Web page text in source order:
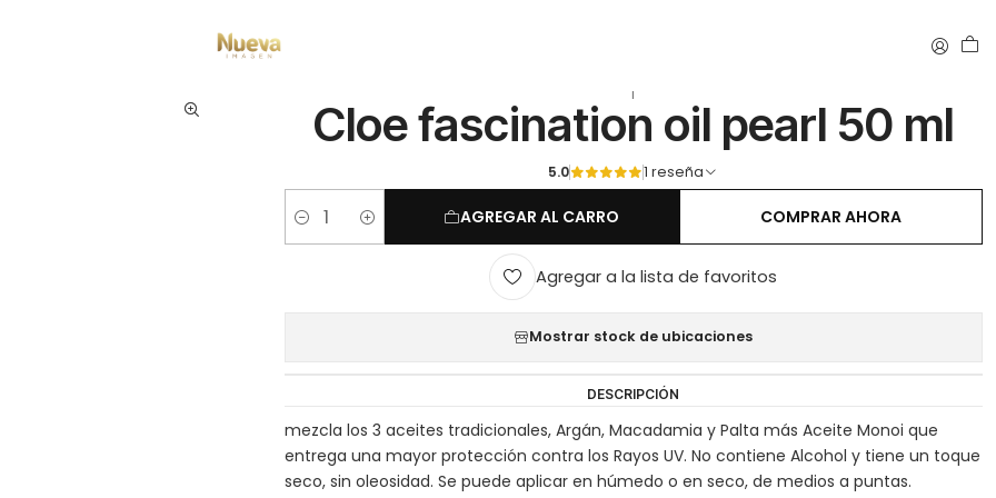
|
Cloe fascination oil pearl 50 ml
5.0 1 reseña
Cantidad AGREGAR AL CARRO COMPRAR AHORA
Agregar a la lista de favoritos
Mostrar stock de ubicaciones
DESCRIPCIÓN
mezcla los 3 aceites tradicionales, Argán, Macadamia y Palta más Aceite Monoi que
entrega una mayor protección contra los Rayos UV. No contiene Alcohol y tiene un toque
seco, sin oleosidad. Se puede aplicar en húmedo o en seco, de medios a puntas.